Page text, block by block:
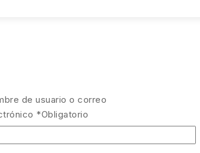
de usuario o correo
*Obligatorio